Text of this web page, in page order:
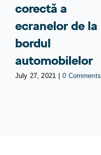
corectă a
ecranelor de la
bordul
automobilelor
July 27, 2021 0 Comments